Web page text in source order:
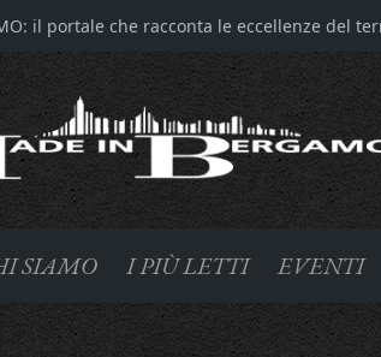
il portale che racconta le eccellenze del
SIAMO I PIÙ LETTI EVENTI